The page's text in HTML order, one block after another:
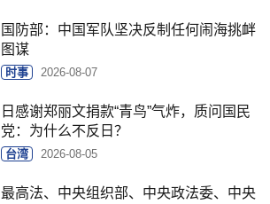
国防部：中国军队坚决反制任何闹海挑衅
图谋
时事 2026-08-07
日感谢郑丽文捐款“青鸟”气炸，质问国民
党：为什么不反日？
台湾 2026-08-05
最高法、中央组织部、中央政法委、中央